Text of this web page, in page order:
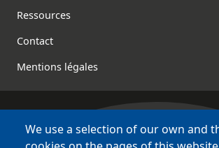
Footer
Ressources
Contact
Mentions légales
Bretagne Culture Diversité
We use a selection of our own and